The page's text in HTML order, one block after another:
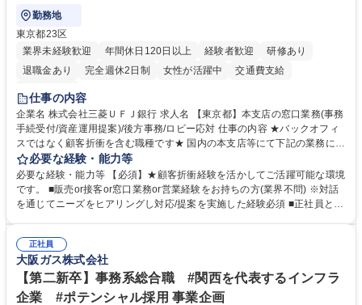
勤務地
東京都23区
業界未経験歓迎
年間休日120日以上 経験者歓迎
研修あり
退職金あり
完全週休2日制 女性が活躍中
交通費支給
土日祝休み
仕事の内容
企業名 株式会社三菱ＵＦＪ銀行 求人名 【東京都】本支店の窓口業務(事務
手続受付/資産運用提案)/後方事務/ロビー応対 仕事の内容 ★バックオフィ
スではなく顧客折衝を含む職種です★ 国内の本支店等にて下記の業務に従
事していただきます。 ■窓口/後方/ロビーにて事務手続等の受付・オペレ
ーション、お客様対応 ■窓口にて、ご来店された個人のお客様に対して金
融商品のご提案 ■効率的な事務運用の検討・構築等 ≪業務紹介：ご応募前
に必ずご覧ください≫ ※記事 https://www.mysite.bk.mufg.jp/career/circle/
必要な経験・能力等
必要な経験・能力等 【必須】★顧客折衝経験を活かしてご活躍可能な環境
です。 ■販売or接客or窓口業務or営業経験をお持ちの方(業界不問) ※対話
を通じてニーズをヒアリングし対応/提案を実施した経験必須 ■正社員とし
るので安心して入行いただけます。 幅広いキャリアの選択肢があり、公募
や社内副業等を活用し、 一人ひとりが挑戦できるカルチャーが浸透してい
ます。 学歴・資格 学歴：大学院 大学 高専 短大 専修学校 高校 語学力：
資格：
正社員
大阪ガス株式会社
【第二新卒】事務系総合職 #関西を代表するインフラ
企業 #ポテンシャル採用 事業企画